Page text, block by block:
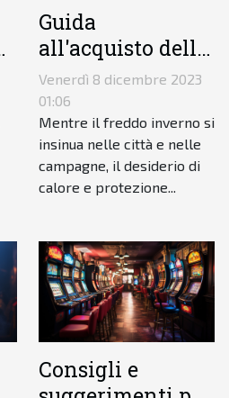
Guida
all'acquisto delle
tute invernali da
uomo: comfort,
stile e
funzionalità
Venerdì 8 dicembre 2023
01:06
Mentre il freddo inverno si
insinua nelle città e nelle
campagne, il desiderio di
calore e protezione...
Consigli e